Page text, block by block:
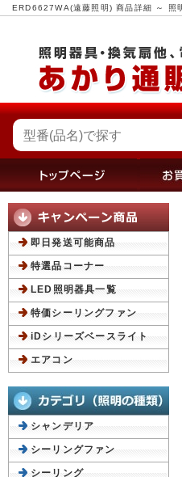
ERD6627WA(遠藤照明) 商品詳細 ～ 照
即日発送可能商品
特選品コーナー
LED照明器具一覧
特価シーリングファン
iDシリーズベースライト
エアコン
シャンデリア
シーリングファン
シーリング